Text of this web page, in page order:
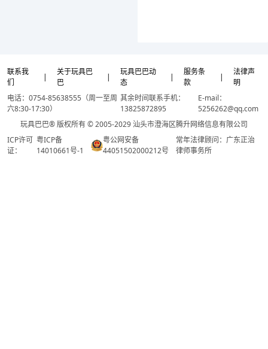
联系我
们
|
关于玩具巴
巴
|
玩具巴巴动
态
|
服务条
款
|
法律声
明
电话：0754-85638555（周一至周
六8:30-17:30）
其余时间联系手机：
13825872895
E-mail：
5256262@qq.com
玩具巴巴® 版权所有 © 2005-2029 汕头市澄海区腾升网络信息有限公司
ICP许可
证：
粤ICP备
14010661号-1
粤公网安备
44051502000212号
常年法律顾问：广东正治
律师事务所